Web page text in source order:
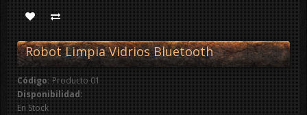
Robot Limpia Vidrios Bluetooth
Código:Producto 01
Disponibilidad:
En Stock